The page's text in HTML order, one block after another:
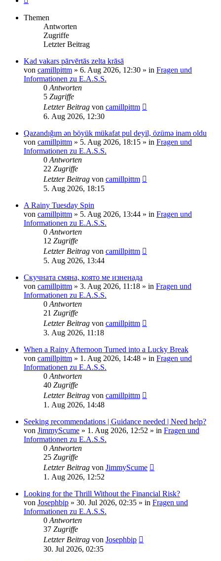
Themen
Antworten
Zugriffe
Letzter Beitrag
Kad vakars pārvērtās zelta krāsā
von camillpittm » 6. Aug 2026, 12:30 » in Fragen und
Informationen zu E.A.S.S.
0Antworten
5 Zugriffe
Letzter Beitrag von camillpittm
6. Aug 2026, 12:30
Qazandığım ən böyük mükafat pul deyil, özümə inam oldu
von camillpittm » 5. Aug 2026, 18:15 » in Fragen und
Informationen zu E.A.S.S.
0Antworten
22 Zugriffe
Letzter Beitrag von camillpittm
5. Aug 2026, 18:15
A Rainy Tuesday Spin
von camillpittm » 5. Aug 2026, 13:44 » in Fragen und
Informationen zu E.A.S.S.
0Antworten
12 Zugriffe
Letzter Beitrag von camillpittm
5. Aug 2026, 13:44
Скучната смяна, която ме изненада
von camillpittm » 3. Aug 2026, 11:18 » in Fragen und
Informationen zu E.A.S.S.
0Antworten
21 Zugriffe
Letzter Beitrag von camillpittm
3. Aug 2026, 11:18
When a Rainy Afternoon Turned into a Lucky Break
von camillpittm » 1. Aug 2026, 14:48 » in Fragen und
Informationen zu E.A.S.S.
0Antworten
40 Zugriffe
Letzter Beitrag von camillpittm
1. Aug 2026, 14:48
Seeking recommendations | Guidance needed | Need help?
von JimmyScume » 1. Aug 2026, 12:52 » in Fragen und
Informationen zu E.A.S.S.
0Antworten
25 Zugriffe
Letzter Beitrag von JimmyScume
1. Aug 2026, 12:52
Looking for the Thrill Without the Financial Risk?
von Josephbip » 30. Jul 2026, 02:35 » in Fragen und
Informationen zu E.A.S.S.
0Antworten
37 Zugriffe
Letzter Beitrag von Josephbip
30. Jul 2026, 02:35